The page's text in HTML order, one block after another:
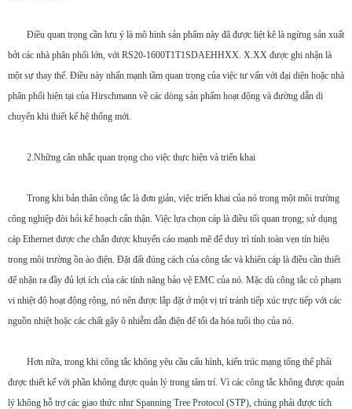
Điều quan trọng cần lưu ý là mô hình sản phẩm này đã được liệt kê là ngừng sản xuất
bởi các nhà phân phối lớn, với RS20-1600T1T1SDAEHHXX. X.XX được ghi nhận là
một sự thay thế. Điều này nhấn mạnh tầm quan trọng của việc tư vấn với đại diện hoặc nhà
phân phối hiện tại của Hirschmann về các dòng sản phẩm hoạt động và đường dẫn di
chuyển khi thiết kế hệ thống mới.
2.Những cân nhắc quan trọng cho việc thực hiện và triển khai
Trong khi bản thân công tắc là đơn giản, việc triển khai của nó trong một môi trường
công nghiệp đòi hỏi kế hoạch cẩn thận. Việc lựa chọn cáp là điều tối quan trọng; sử dụng
cáp Ethernet được che chắn được khuyến cáo mạnh mẽ để duy trì tính toàn vẹn tín hiệu
trong môi trường ồn ào điện. Đặt đất đúng cách của công tắc và khiên cáp là điều cần thiết
để nhận ra đầy đủ lợi ích của các tính năng bảo vệ EMC của nó. Mặc dù công tắc có phạm
vi nhiệt độ hoạt động rộng, nó nên được lắp đặt ở một vị trí tránh tiếp xúc trực tiếp với các
nguồn nhiệt hoặc các chất gây ô nhiễm dẫn điện để tối đa hóa tuổi thọ của nó.
Hơn nữa, trong khi công tắc không yêu cầu cấu hình, kiến trúc mạng tổng thể phải
được thiết kế với phần không được quản lý trong tâm trí. Vì các công tắc không được quản
lý không hỗ trợ các giao thức như Spanning Tree Protocol (STP), chúng phải được tích